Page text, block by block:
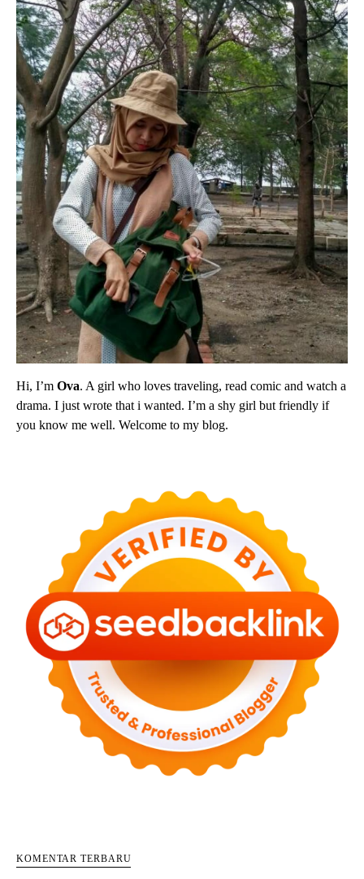
Hi, I’m Ova. A girl who loves traveling, read comic and watch a
drama. I just wrote that i wanted. I’m a shy girl but friendly if
you know me well. Welcome to my blog.
KOMENTAR TERBARU